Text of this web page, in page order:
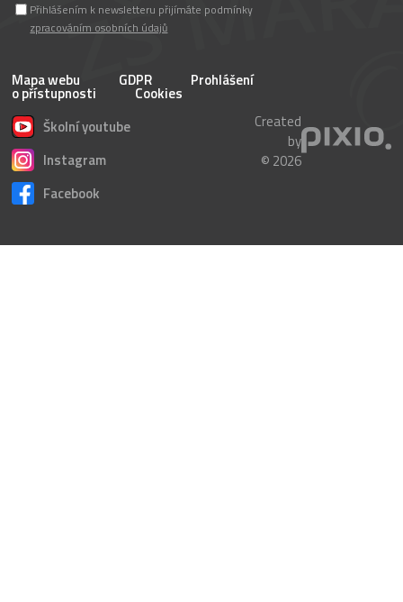
Přihlášením k newsletteru přijímáte podmínky
zpracováním osobních údajů
Mapa webu GDPR Prohlášení
o přístupnosti
Cookies
Školní youtube
Instagram
Facebook
Created
by
© 2026